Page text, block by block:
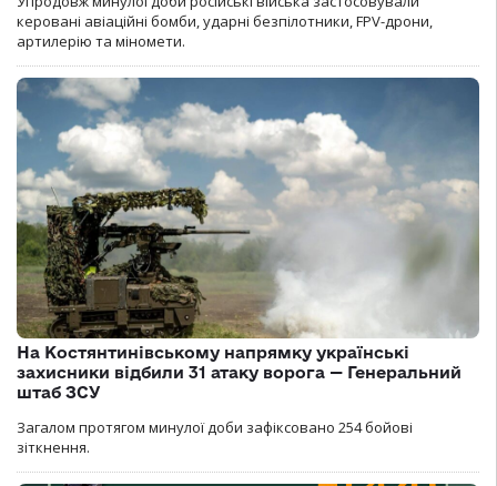
керовані авіаційні бомби, ударні безпілотники, FPV-дрони,
артилерію та міномети.
На Костянтинівському напрямку українські
захисники відбили 31 атаку ворога — Генеральний
штаб ЗСУ
Загалом протягом минулої доби зафіксовано 254 бойові
зіткнення.